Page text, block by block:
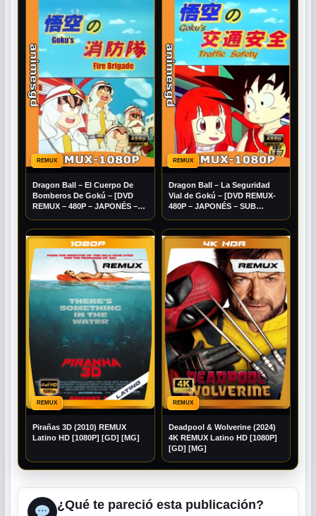
REMUX
Dragon Ball – El Cuerpo De
Bomberos De Gokú – [DVD
REMUX – 480P – JAPONÉS –
[Mega] [Googledrive]
REMUX
Dragon Ball – La Seguridad
Vial de Gokú – [DVD REMUX-
480P – JAPONÉS – SUB
[Googledrive]
REMUX
Pirañas 3D (2010) REMUX
Latino HD [1080P] [GD] [MG]
REMUX
Deadpool & Wolverine (2024)
4K REMUX Latino HD [1080P]
[GD] [MG]
¿Qué te pareció esta publicación?